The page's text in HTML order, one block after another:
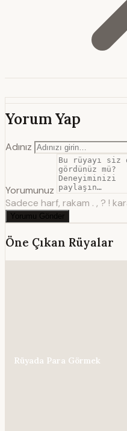
Yorum Yap
Adınız
Yorumunuz
Sadece harf, rakam . , ? !
Yorumu Gönder
Öne Çıkan Rüyalar
Rüyada Para Görmek